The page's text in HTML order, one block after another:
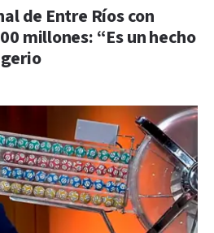
de Entre Ríos con
millones: “Es un hecho